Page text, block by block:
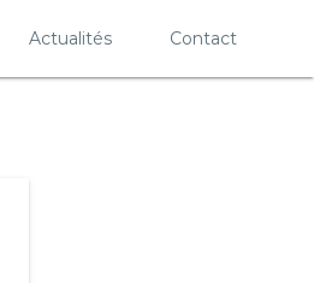
Actualités Contact